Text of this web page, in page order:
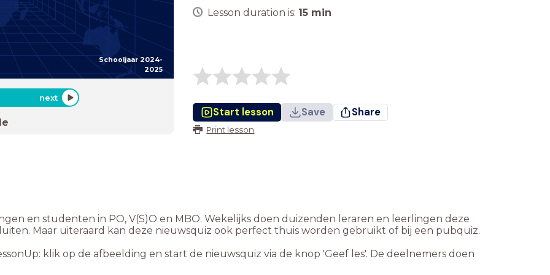
Schooljaar 2024-
2025
next
Lesson duration is: 15 min
Start lesson Save Share
Print lesson
en studenten in PO, V(S)O en MBO. Wekelijks doen duizenden leraren en leerlingen deze
Maar uiteraard kan deze nieuwsquiz ook perfect thuis worden gebruikt of bij een pubquiz.
klik op de afbeelding en start de nieuwsquiz via de knop 'Geef les'. De deelnemers doen